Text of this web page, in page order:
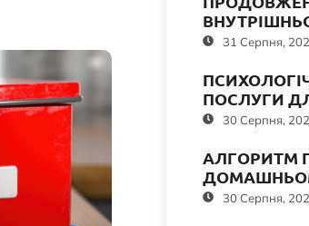
31 Серпня,
ПОСЛУГИ
30 Серпня,
АЛГОРИТМ
30 Серпня,